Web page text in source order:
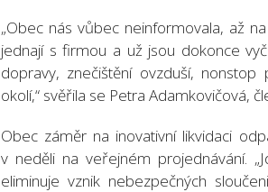
„Obec nás vůbec neinformovala, až
jednají s firmou a už jsou dokonce
dopravy, znečištění ovzduší,
okolí,“ svěřila se Petra Adamkovičová,
Obec záměr na inovativní likvidaci
v neděli na veřejném projednávání.
eliminuje vznik nebezpečných